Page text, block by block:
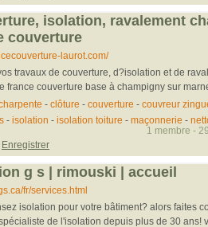
isolation, ravalement
couverture
laurot.com/
travaux de couverture, d?isolation et de
france couverture base à champigny sur
- clôture - couverture - couvreur
- isolation - isolation toiture - maçonnerie -
Enregistrer
1 membre -
g s | rimouski | accueil
fr/services.html
isolation pour votre bâtiment? alors faites
de l'isolation depuis plus de 30 ans!